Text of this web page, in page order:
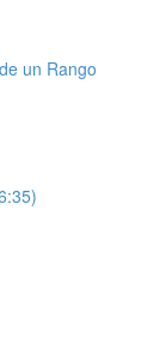
un Rango